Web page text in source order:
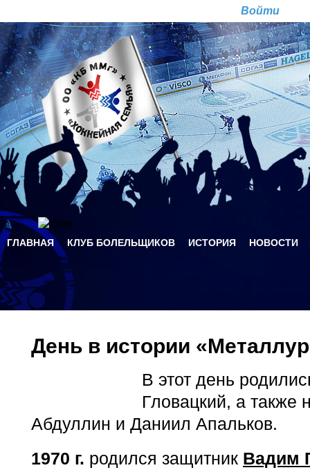
ГЛАВНАЯ КЛУБ БОЛЕЛЬЩИКОВ ИСТОРИЯ НОВОСТИ
День в истории
В этот день
Гловацкий, а
Абдуллин и Даниил Апальков.
1970 г. родился защитник Вадим